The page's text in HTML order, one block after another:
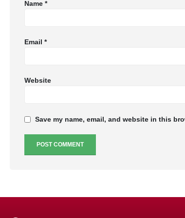
Name *
Email *
Website
Save my name, email, and website in this